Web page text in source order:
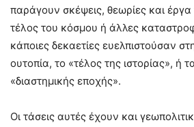
παράγουν σκέψεις, θεωρίες και
τέλος του κόσμου ή άλλες
κάποιες δεκαετίες ευελπιστούσαν
ουτοπία, το «τέλος της ιστορίας», ή
«διαστημικής εποχής».
Οι τάσεις αυτές έχουν και